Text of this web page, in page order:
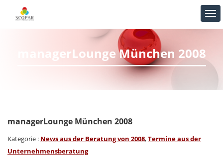
managerLounge München 2008
managerLounge München 2008
Kategorie : News aus der Beratung von 2008,Termine aus der
Unternehmensberatung